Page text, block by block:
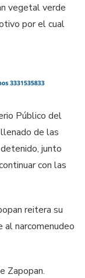
vegetal verde
por el cual
Público del
de las
junto
con las
reitera su
al narcomenudeo
Zapopan.